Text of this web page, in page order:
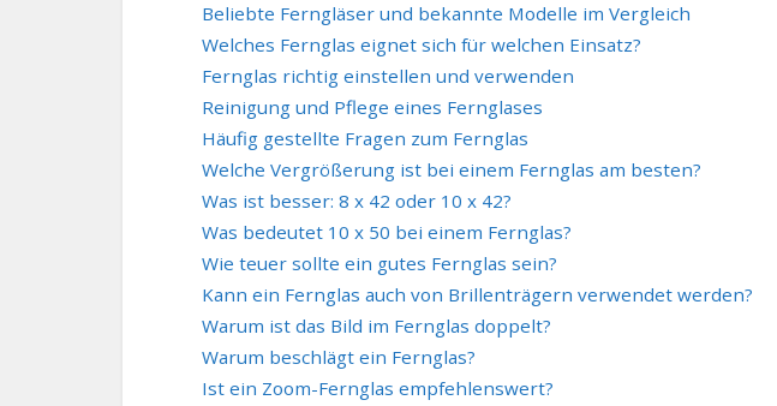
Beliebte Ferngläser und bekannte Modelle im Vergleich
Welches Fernglas eignet sich für welchen Einsatz?
Fernglas richtig einstellen und verwenden
Reinigung und Pflege eines Fernglases
Häufig gestellte Fragen zum Fernglas
Welche Vergrößerung ist bei einem Fernglas am besten?
Was ist besser: 8 x 42 oder 10 x 42?
Was bedeutet 10 x 50 bei einem Fernglas?
Wie teuer sollte ein gutes Fernglas sein?
Kann ein Fernglas auch von Brillenträgern verwendet werden?
Warum ist das Bild im Fernglas doppelt?
Warum beschlägt ein Fernglas?
Ist ein Zoom-Fernglas empfehlenswert?